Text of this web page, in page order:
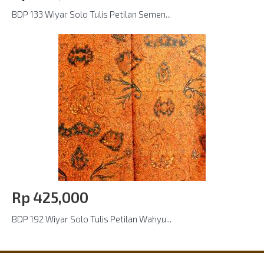
BDP 133 Wiyar Solo Tulis Petilan Semen...
Rp‎ 425,000
BDP 192 Wiyar Solo Tulis Petilan Wahyu...